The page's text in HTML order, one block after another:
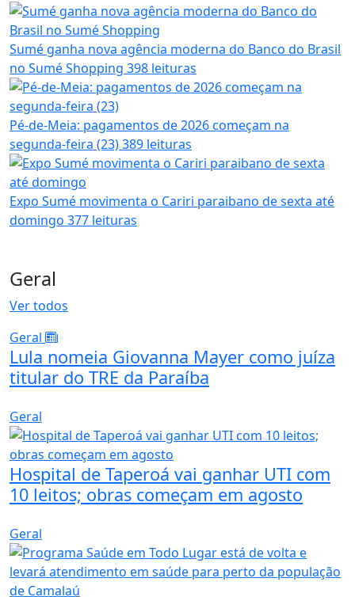
Sumé ganha nova agência moderna do Banco do Brasil
no Sumé Shopping 398 leituras
Pé-de-Meia: pagamentos de 2026 começam na
segunda-feira (23)389 leituras
Expo Sumé movimenta o Cariri paraibano de sexta até
domingo 377 leituras
Geral
Ver todos
Geral
Lula nomeia Giovanna Mayer como juíza
titular do TRE da Paraíba
Geral
Hospital de Taperoá vai ganhar UTI com
10 leitos; obras começam em agosto
Geral